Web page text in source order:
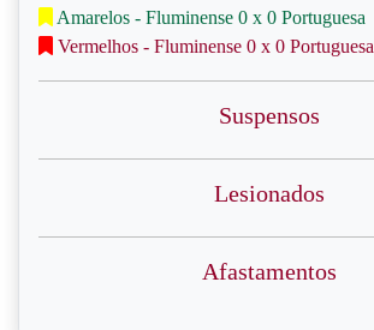
Amarelos - Fluminense 0 x 0 Portuguesa
Vermelhos - Fluminense 0 x 0 Portuguesa
Suspensos
Lesionados
Afastamentos